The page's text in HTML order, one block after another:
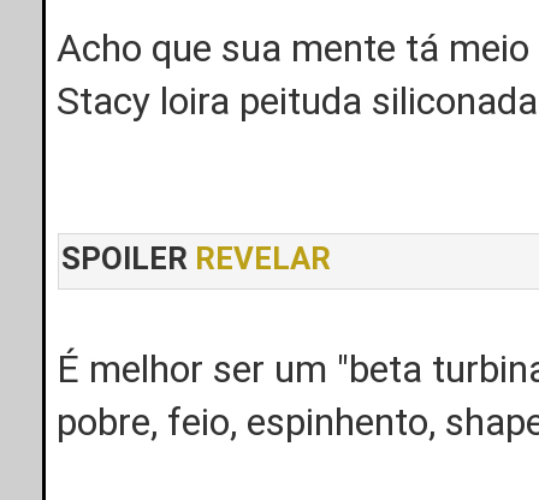
Acho que sua mente tá
Stacy loira peituda
SPOILER REVELAR
É melhor ser um "beta
pobre, feio, espinhento,